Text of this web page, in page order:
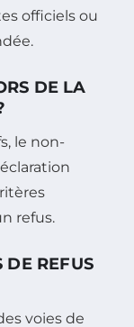
officiels ou
DE LA
le non-
refus.
DE REFUS
voies de